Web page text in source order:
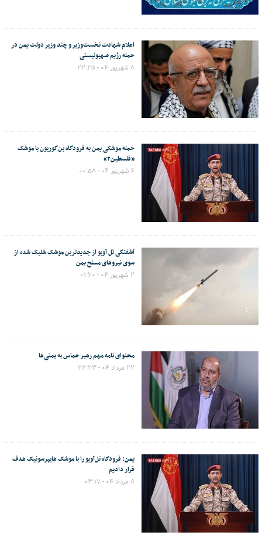
اعلام شهادت نخست‌وزیر و چند وزیر دولت یمن در
حمله رژیم صهیونیستی
۸ شهریور ۰۴ - ۲۲:۲۵
حمله موشکی یمن به فرودگاه بن‌گوریون با موشک
«فلسطین۲»
۶ شهریور ۰۴ - ۰۰:۵۸
آشفتگی تل آویو از جدیدترین موشک شلیک شده از
سوی نیروهای مسلح یمن
۲ شهریور ۰۴ - ۰۱:۲۰
محتوای نامه مهم رهبر حماس به یمنی‌ها
۲۲ مرداد ۰۴ - ۲۲:۲۳
یمن: فرودگاه تل‌آویو را با موشک هایپرسونیک هدف
قرار دادیم
۸ مرداد ۰۴ - ۰۳:۱۷